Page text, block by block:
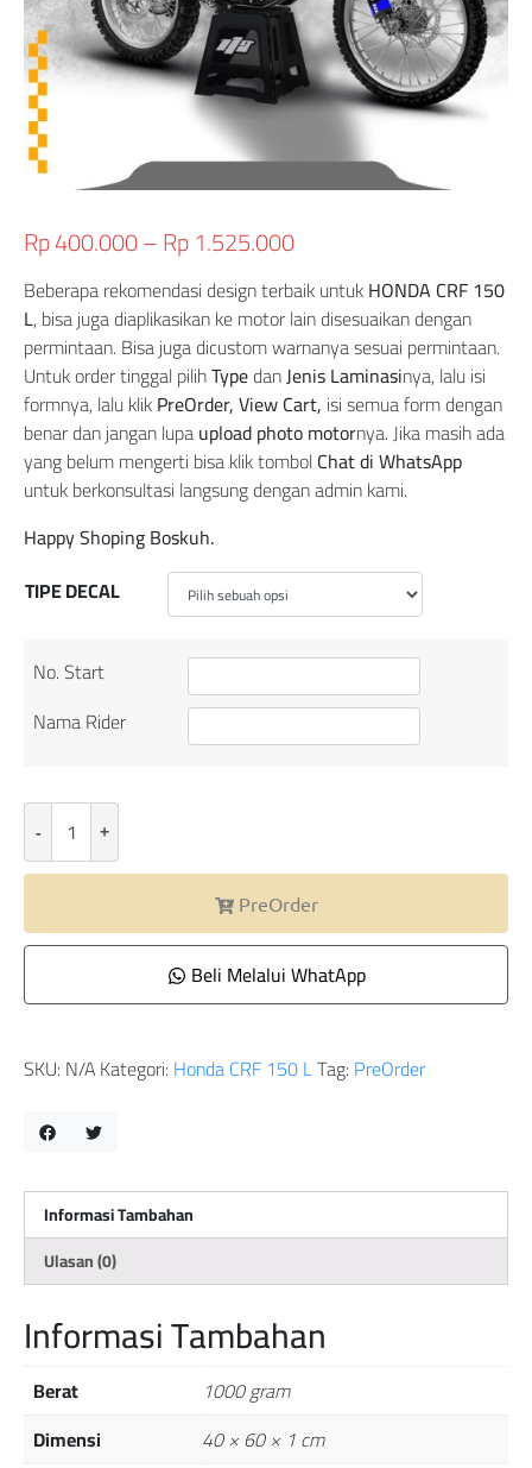
Rp400.000–Rp1.525.000
Beberapa rekomendasi design terbaik untukHONDA CRF 150
L, bisa juga diaplikasikan ke motor lain disesuaikan dengan
permintaan. Bisa juga dicustom warnanya sesuai permintaan.
Untuk order tinggal pilihTypedanJenis Laminasinya, lalu isi
formnya, lalu klikPreOrder, View Cart, isi semua form dengan
benar dan jangan lupaupload photo motornya. Jika masih ada
yang belum mengerti bisa klik tombol Chat di WhatsApp
untuk berkonsultasi langsung dengan admin kami.
Happy Shoping Boskuh.
TIPE DECAL
No. Start
Nama Rider
PreOrder
Beli Melalui WhatApp
SKU: N/AKategori: Honda CRF 150 LTag: PreOrder
Informasi Tambahan
Ulasan (0)
Informasi Tambahan
Berat
1000 gram
Dimensi
40 × 60 × 1 cm